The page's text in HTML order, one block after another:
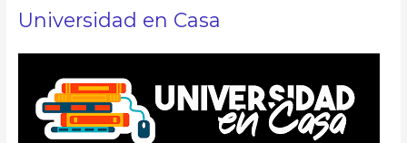
Universidad en Casa